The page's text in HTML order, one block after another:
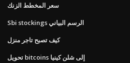
سعر المخطط الزنك
Sbi stockings الرسم البياني
كيف تصبح تاجر منزل
تحويل bitcoins إلى شلن كينيا